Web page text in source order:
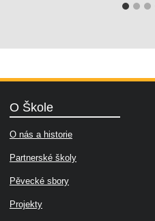
O Škole
O nás a historie
Partnerské školy
Pěvecké sbory
Projekty